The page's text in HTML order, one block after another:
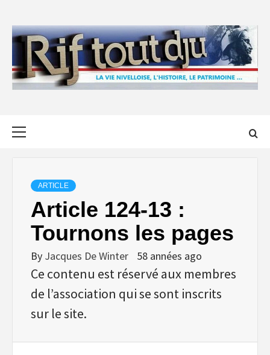
content
ARTICLE
Article 124-13 :
Tournons les pages
By Jacques De Winter 58 années ago
Ce contenu est réservé aux membres
de l’association qui se sont inscrits
sur le site.